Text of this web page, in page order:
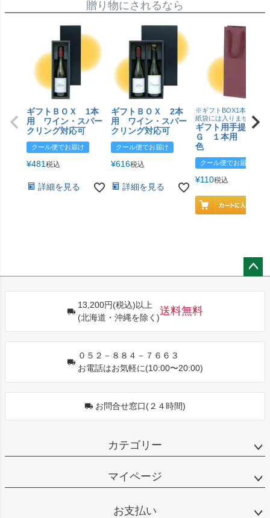
贈り物にされるなら
ギフトＢＯＸ 1本
用 ワイン・スパー
クリング対応可
クール便でお届け
¥481 税込
詳細を見る
ギフトＢＯＸ 2本
用 ワイン・スパー
クリング対応可
クール便でお届け
¥616税込
詳細を見る
※ギフトBOX1本用はこ
紙袋には入りません
ギフト用手提げＢ
Ｇ １本用 エン
色
クール便でお届け
¥110税込
13,200円(税込)以上
(北海道・沖縄を除く)
送料無料
０５２－８８４－７６６３
お電話はお気軽に(10:00〜20:00)
お問合せ窓口(２４時間)
カテゴリー
マイページ
お支払い